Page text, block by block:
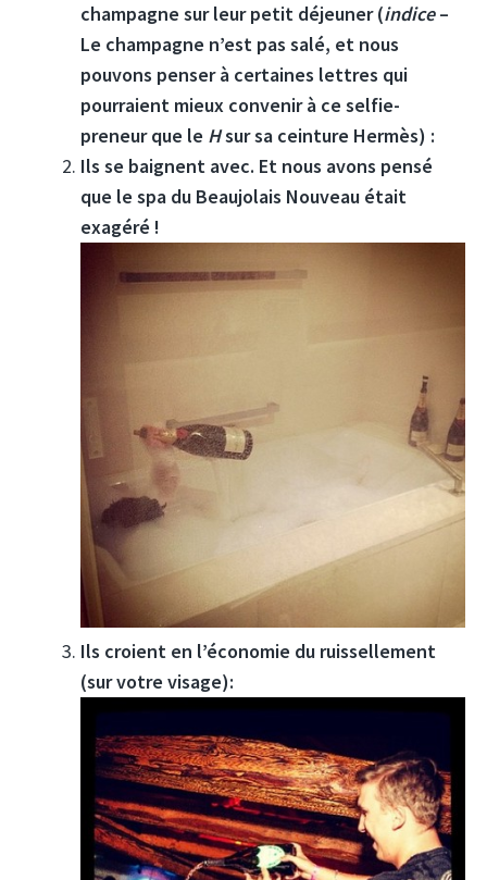
champagne sur leur petit déjeuner (indice–
Le champagne n’est pas salé, et nous
pouvons penser à certaines lettres qui
pourraient mieux convenir à ce selfie-
preneur que le Hsur sa ceinture Hermès) :
Ils se baignent avec. Et nous avons pensé
que le spa du Beaujolais Nouveau était
exagéré !
Ils croient en l’économie du ruissellement
(sur votre visage):